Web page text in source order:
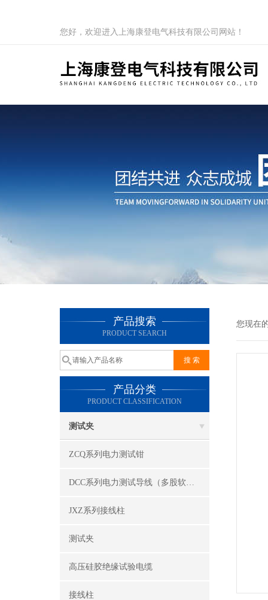
您好，欢迎进入上海康登电气科技有限公司网站！
产品搜索
PRODUCT SEARCH
产品分类
PRODUCT CLASSIFICATION
测试夹
ZCQ系列电力测试钳
DCC系列电力测试导线（多股软线）
JXZ系列接线柱
测试夹
高压硅胶绝缘试验电缆
接线柱
您现在